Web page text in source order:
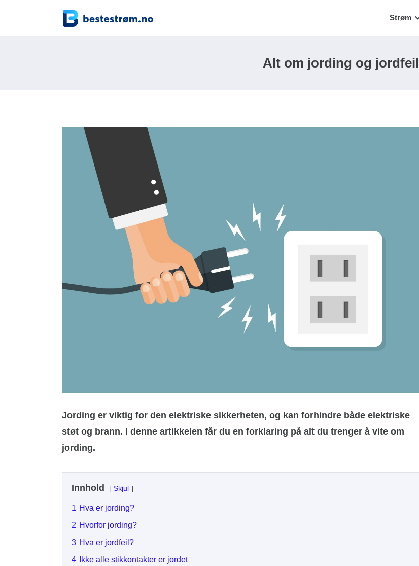
Strøm
Alt om jording og jordfeil
Jording er viktig for den elektriske sikkerheten, og kan forhindre både elektriske
støt og brann. I denne artikkelen får du en forklaring på alt du trenger å vite om
jording.
Innhold Skjul
1 Hva er jording?
2 Hvorfor jording?
3 Hva er jordfeil?
4
Ikke alle stikkontakter er jordet